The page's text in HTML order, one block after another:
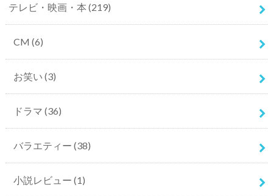
テレビ・映画・本 (219)
CM (6)
お笑い (3)
ドラマ (36)
バラエティー (38)
小説レビュー (1)